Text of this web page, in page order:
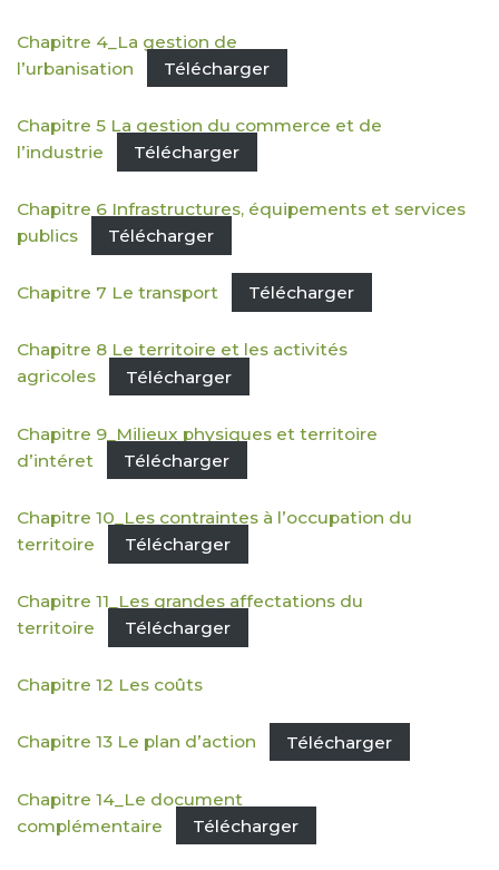
Chapitre 4_La gestion de
l’urbanisation
Télécharger
Chapitre 5 La gestion du commerce et de
l’industrie
Télécharger
Chapitre 6 Infrastructures, équipements et services
publics
Télécharger
Chapitre 7 Le transport Télécharger
Chapitre 8 Le territoire et les activités
agricoles
Télécharger
Chapitre 9_Milieux physiques et territoire
d’intéret
Télécharger
Chapitre 10_Les contraintes à l’occupation du
territoire
Télécharger
Chapitre 11_Les grandes affectations du
territoire
Télécharger
Chapitre 12 Les coûts
Chapitre 13 Le plan d’action Télécharger
Chapitre 14_Le document
complémentaire
Télécharger